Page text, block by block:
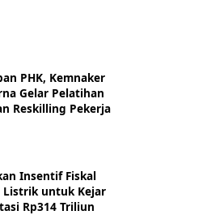
PHK, Kemnaker
Gelar Pelatihan
Reskilling Pekerja
Insentif Fiskal
Listrik untuk Kejar
Rp314 Triliun